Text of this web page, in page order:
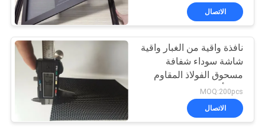
الاتصال
نافذة واقية من الغبار واقية
شاشة سوداء شفافة
مسحوق الفولاذ المقاوم
للصدأ
MOQ:200pcs
الاتصال